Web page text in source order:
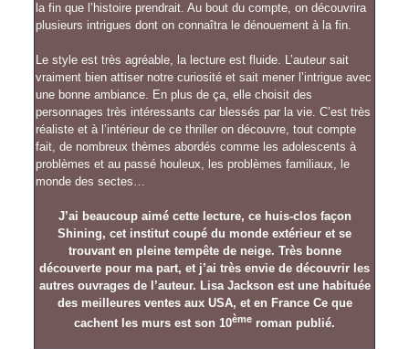
la fin que l’histoire prendrait. Au bout du compte, on découvrira
plusieurs intrigues dont on connaîtra le dénouement à la fin.
Le style est très agréable, la lecture est fluide. L’auteur sait
vraiment bien attiser notre curiosité et sait mener l’intrigue avec
une bonne ambiance. En plus de ça, elle choisit des
personnages très intéressants car blessés par la vie. C’est très
réaliste et à l’intérieur de ce thriller on découvre, tout compte
fait, de nombreux thèmes abordés comme les adolescents à
problèmes et au passé houleux, les problèmes familiaux, le
monde des sectes…
J’ai beaucoup aimé cette lecture, ce huis-clos façon
Shining, cet institut coupé du monde extérieur et se
trouvant en pleine tempête de neige. Très bonne
découverte pour ma part, et j’ai très envie de découvrir les
autres ouvrages de l’auteur. Lisa Jackson est une habituée
des meilleures ventes aux USA, et en France Ce que
cachent les murs est son 10ème roman publié.